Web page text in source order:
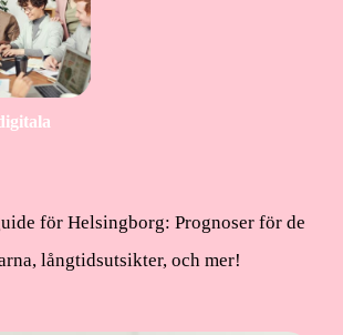
för Helsingborg: Prognoser för de
långtidsutsikter, och mer!